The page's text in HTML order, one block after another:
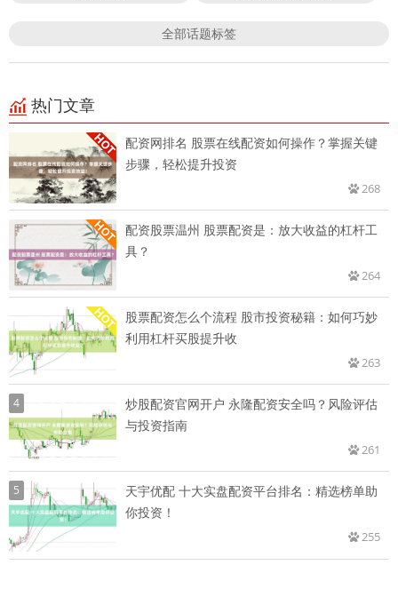
全部话题标签
热门文章
配资网排名 股票在线配资如何操作？掌握关键
步骤，轻松提升投资
268
配资股票温州 股票配资是：放大收益的杠杆工
具？
264
股票配资怎么个流程 股市投资秘籍：如何巧妙
利用杠杆买股提升收
263
4
炒股配资官网开户 永隆配资安全吗？风险评估
与投资指南
261
5
天宇优配 十大实盘配资平台排名：精选榜单助
你投资！
255